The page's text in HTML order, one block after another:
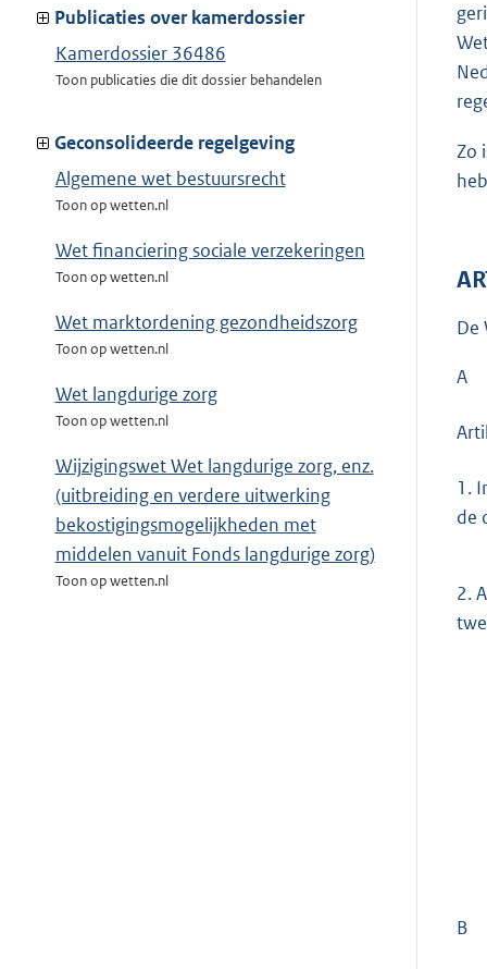
van:
Publicaties over kamerdossier
Kamerdossier 36486
Toon publicaties die dit dossier behandelen
Geconsolideerde regelgeving
Algemene wet bestuursrecht
Toon op wetten.nl
Wet financiering sociale verzekeringen
Toon op wetten.nl
Wet marktordening gezondheidszorg
Toon op wetten.nl
Wet langdurige zorg
Toon op wetten.nl
Wijzigingswet Wet langdurige zorg, enz.
(uitbreiding en verdere uitwerking
bekostigingsmogelijkheden met
middelen vanuit Fonds langdurige zorg)
Toon op wetten.nl
Zo
De
A
1.
de
2.
B